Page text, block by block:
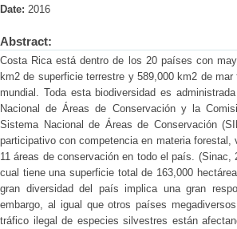
Date: 2016
Abstract:
Costa Rica está dentro de los 20 países con
km2 de superficie terrestre y 589,000 km2 de
mundial. Toda esta biodiversidad es
Nacional de Áreas de Conservación y la
Sistema Nacional de Áreas de Conservación
participativo con competencia en materia
11 áreas de conservación en todo el país.
cual tiene una superficie total de 163,000
gran diversidad del país implica una gran
embargo, al igual que otros países
tráfico ilegal de especies silvestres están